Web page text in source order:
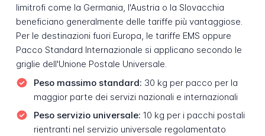
limitrofi come la Germania, l'Austria o la Slovacchia
beneficiano generalmente delle tariffe più vantaggiose.
Per le destinazioni fuori Europa, le tariffe EMS oppure
Pacco Standard Internazionale si applicano secondo le
griglie dell'Unione Postale Universale.
Peso massimo standard: 30 kg per pacco per la
maggior parte dei servizi nazionali e internazionali
Peso servizio universale: 10 kg per i pacchi postali
rientranti nel servizio universale regolamentato